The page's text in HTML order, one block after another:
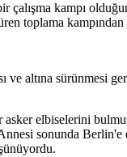
kampı
toplama kampından
ve altına sürünmesi
elbiselerini
sonunda Berlin'e